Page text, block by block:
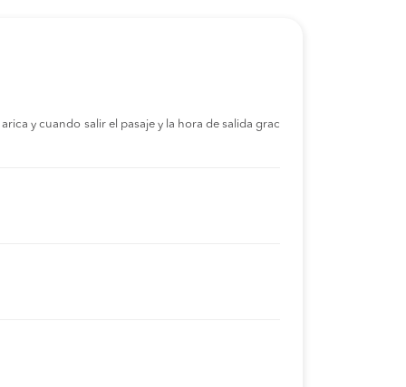
y cuando salir el pasaje y la hora de salida grac